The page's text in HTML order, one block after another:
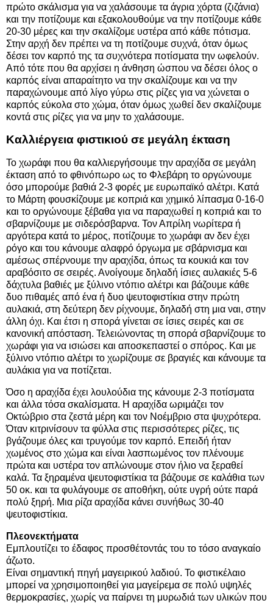
πρώτο σκάλισμα για να χαλάσουμε τα άγρια χόρτα (ζιζάνια)
και την ποτίζουμε και εξακολουθούμε να την ποτίζουμε κάθε
20-30 μέρες και την σκαλίζομε υστέρα από κάθε πότισμα.
Στην αρχή δεν πρέπει να τη ποτίζουμε συχνά, όταν όμως
δέσει τον καρπό της τα συχνότερα ποτίσματα την ωφελούν.
Από τότε που θα αρχίσει η άνθηση ώσπου να δέσει όλος ο
καρπός είναι απαραίτητο να την σκαλίζουμε και να την
παραχώνουμε από λίγο γύρω στις ρίζες για να χώνεται ο
καρπός εύκολα στο χώμα, όταν όμως χωθεί δεν σκαλίζουμε
κοντά στις ρίζες για να μην το χαλάσουμε.
Καλλιέργεια φιστικιού σε μεγάλη έκταση
Το χωράφι που θα καλλιεργήσουμε την αραχίδα σε μεγάλη
έκταση από το φθινόπωρο ως το Φλεβάρη το οργώνουμε
όσο μπορούμε βαθιά 2-3 φορές με ευρωπαϊκό αλέτρι. Κατά
το Μάρτη φουσκίζουμε με κοπριά και χημικό λίπασμα 0-16-0
και το οργώνουμε ξέβαθα για να παραχωθεί η κοπριά και το
σβαρνίζουμε με σιδερόσβαρνα. Τον Απρίλη νωρίτερα ή
αργότερα κατά το μέρος, ποτίζουμε το χωράφι αν δεν έχει
ρόγο και του κάνουμε αλαφρό όργωμα με σβάρνισμα και
αμέσως σπέρνουμε την αραχίδα, όπως τα κουκιά και τον
αραβόσιτο σε σειρές. Ανοίγουμε δηλαδή ίσιες αυλακιές 5-6
δάχτυλα βαθιές με ξύλινο ντόπιο αλέτρι και βάζουμε κάθε
δυο πιθαμές από ένα ή δυο ψευτοφιστίκια στην πρώτη
αυλακιά, στη δεύτερη δεν ρίχνουμε, δηλαδή στη μια ναι, στην
άλλη όχι. Και έτσι η σπορά γίνεται σε ίσιες σειρές και σε
κανονική απόσταση. Τελειώνοντας τη σπορά σβαρνίζουμε το
χωράφι για να ισιώσει και αποσκεπαστεί ο σπόρος. Και με
ξύλινο ντόπιο αλέτρι το χωρίζουμε σε βραγιές και κάνουμε τα
αυλάκια για να ποτίζεται.
Όσο η αραχίδα έχει λουλούδια της κάνουμε 2-3 ποτίσματα
και άλλα τόσα σκαλίσματα. Η αραχίδα ωριμάζει τον
Οκτώβριο στα ζεστά μέρη και τον Νοέμβριο στα ψυχρότερα.
Όταν κιτρινίσουν τα φύλλα στις περισσότερες ρίζες, τις
βγάζουμε όλες και τρυγούμε τον καρπό. Επειδή ήταν
χωμένος στο χώμα και είναι λασπωμένος τον πλένουμε
πρώτα και υστέρα τον απλώνουμε στον ήλιο να ξεραθεί
καλά. Τα ξηραμένα ψευτοφιστίκια τα βάζουμε σε καλάθια των
50 οκ. και τα φυλάγουμε σε αποθήκη, ούτε υγρή ούτε παρά
πολύ ξηρή. Μια ρίζα αραχίδα κάνει συνήθως 30-40
ψευτοφιστίκια.
Πλεονεκτήματα
Εμπλουτίζει το έδαφος προσθέτοντάς του το τόσο αναγκαίο
άζωτο.
Είναι σημαντική πηγή μαγειρικού λαδιού. Το φιστικέλαιο
μπορεί να χρησιμοποιηθεί για μαγείρεμα σε πολύ υψηλές
θερμοκρασίες, χωρίς να παίρνει τη μυρωδιά των υλικών που